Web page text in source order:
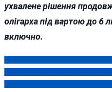
ухвалене рішення
олігарха під вартою до 6
включно.
Навігація
записів